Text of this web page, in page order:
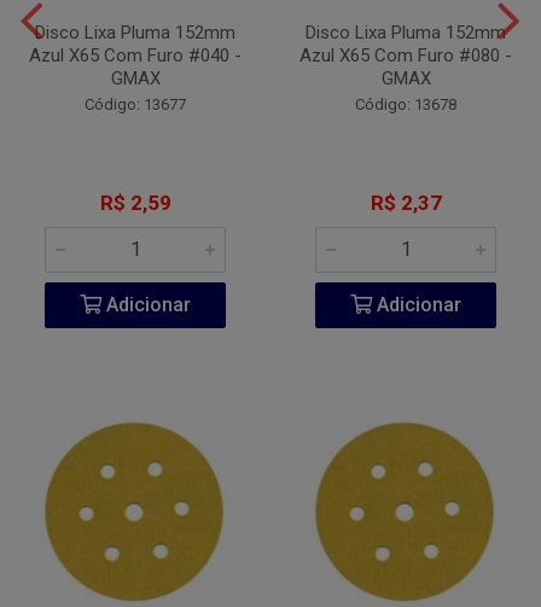
Disco Lixa Pluma 152mm
Azul X65 Com Furo #040 -
GMAX
Código: 13677
R$ 2,59
Adicionar
Disco Lixa Pluma 152mm
Azul X65 Com Furo #080 -
GMAX
Código: 13678
R$ 2,37
Adicionar